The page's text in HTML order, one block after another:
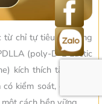
từ chỉ tự tiêu, có dạng
(poly-D-L-Lactic
kích thích tăng sinh
kiểm soát, cải thiện